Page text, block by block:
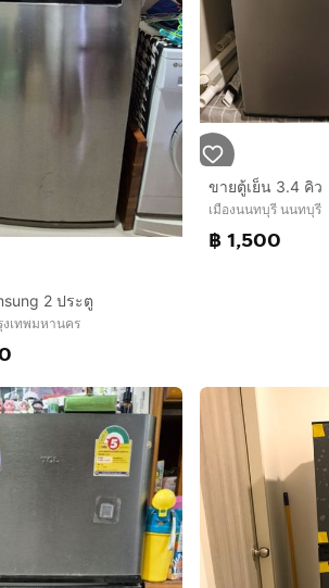
2 ประตู
เทพมหานคร
ขายตู้เย็น 3.4 คิว
เมืองนนทบุรี นนทบุรี
฿ 1,500